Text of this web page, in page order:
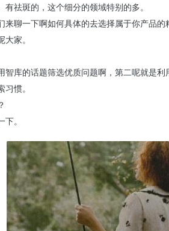
有祛斑的，这个细分的领域特别的多。
来聊一下啊如何具体的去选择属于你产品的
家。
智库的话题筛选优质问题啊，第二呢就是利
惯。
。